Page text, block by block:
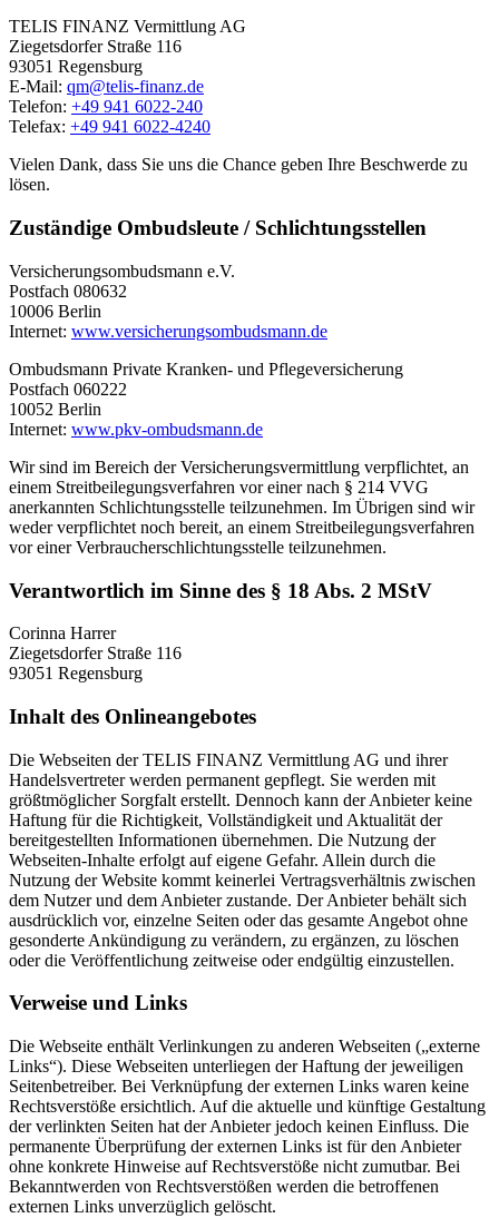
TELIS FINANZ Vermittlung AG
Ziegetsdorfer Straße 116
93051 Regensburg
E-Mail: qm@telis-finanz.de
Telefon: +49 941 6022-240
Telefax: +49 941 6022-4240
Vielen Dank, dass Sie uns die Chance geben Ihre Beschwerde zu
lösen.
Zuständige Ombudsleute / Schlichtungsstellen
Versicherungsombudsmann e.V.
Postfach 080632
10006 Berlin
Internet: www.versicherungsombudsmann.de
Ombudsmann Private Kranken- und Pflegeversicherung
Postfach 060222
10052 Berlin
Internet: www.pkv-ombudsmann.de
Wir sind im Bereich der Versicherungsvermittlung verpflichtet, an
einem Streitbeilegungsverfahren vor einer nach § 214 VVG
anerkannten Schlichtungsstelle teilzunehmen. Im Übrigen sind wir
weder verpflichtet noch bereit, an einem Streitbeilegungsverfahren
vor einer Verbraucherschlichtungsstelle teilzunehmen.
Verantwortlich im Sinne des § 18 Abs. 2 MStV
Corinna Harrer
Ziegetsdorfer Straße 116
93051 Regensburg
Inhalt des Onlineangebotes
Die Webseiten der TELIS FINANZ Vermittlung AG und ihrer
Handelsvertreter werden permanent gepflegt. Sie werden mit
größtmöglicher Sorgfalt erstellt. Dennoch kann der Anbieter keine
Haftung für die Richtigkeit, Vollständigkeit und Aktualität der
bereitgestellten Informationen übernehmen. Die Nutzung der
Webseiten-Inhalte erfolgt auf eigene Gefahr. Allein durch die
Nutzung der Website kommt keinerlei Vertragsverhältnis zwischen
dem Nutzer und dem Anbieter zustande. Der Anbieter behält sich
ausdrücklich vor, einzelne Seiten oder das gesamte Angebot ohne
gesonderte Ankündigung zu verändern, zu ergänzen, zu löschen
oder die Veröffentlichung zeitweise oder endgültig einzustellen.
Verweise und Links
Die Webseite enthält Verlinkungen zu anderen Webseiten („externe
Links“). Diese Webseiten unterliegen der Haftung der jeweiligen
Seitenbetreiber. Bei Verknüpfung der externen Links waren keine
Rechtsverstöße ersichtlich. Auf die aktuelle und künftige Gestaltung
der verlinkten Seiten hat der Anbieter jedoch keinen Einfluss. Die
permanente Überprüfung der externen Links ist für den Anbieter
ohne konkrete Hinweise auf Rechtsverstöße nicht zumutbar. Bei
Bekanntwerden von Rechtsverstößen werden die betroffenen
externen Links unverzüglich gelöscht.